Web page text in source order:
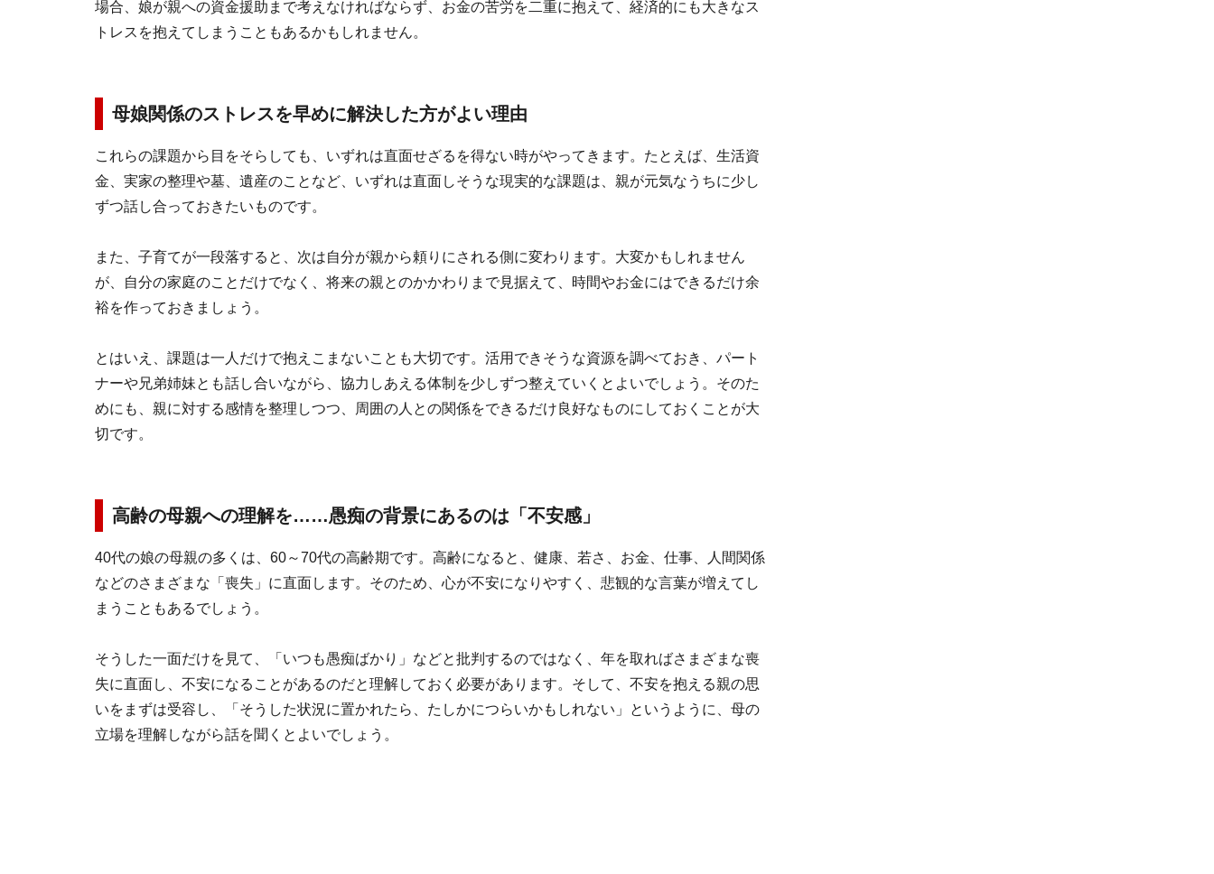
場合、娘が親への資金援助まで考えなければならず、お金の苦労を二重に抱えて、経済的にも大きなス
トレスを抱えてしまうこともあるかもしれません。
母娘関係のストレスを早めに解決した方がよい理由
これらの課題から目をそらしても、いずれは直面せざるを得ない時がやってきます。たとえば、生活資
金、実家の整理や墓、遺産のことなど、いずれは直面しそうな現実的な課題は、親が元気なうちに少し
ずつ話し合っておきたいものです。
また、子育てが一段落すると、次は自分が親から頼りにされる側に変わります。大変かもしれません
が、自分の家庭のことだけでなく、将来の親とのかかわりまで見据えて、時間やお金にはできるだけ余
裕を作っておきましょう。
とはいえ、課題は一人だけで抱えこまないことも大切です。活用できそうな資源を調べておき、パート
ナーや兄弟姉妹とも話し合いながら、協力しあえる体制を少しずつ整えていくとよいでしょう。そのた
めにも、親に対する感情を整理しつつ、周囲の人との関係をできるだけ良好なものにしておくことが大
切です。
高齢の母親への理解を……愚痴の背景にあるのは「不安感」
40代の娘の母親の多くは、60～70代の高齢期です。高齢になると、健康、若さ、お金、仕事、人間関係
などのさまざまな「喪失」に直面します。そのため、心が不安になりやすく、悲観的な言葉が増えてし
まうこともあるでしょう。
そうした一面だけを見て、「いつも愚痴ばかり」などと批判するのではなく、年を取ればさまざまな喪
失に直面し、不安になることがあるのだと理解しておく必要があります。そして、不安を抱える親の思
いをまずは受容し、「そうした状況に置かれたら、たしかにつらいかもしれない」というように、母の
立場を理解しながら話を聞くとよいでしょう。